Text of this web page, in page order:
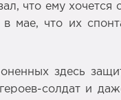
что ему
что их
здесь
солдат и